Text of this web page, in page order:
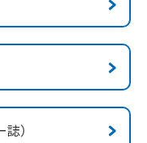
ご請求
営でお悩みの方はこ
）